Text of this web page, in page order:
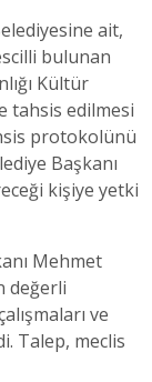
ait,
bulunan
Kültür
tahsis edilmesi
protokolünü
Başkanı
kişiye yetki
Mehmet
değerli
ve
Talep, meclis